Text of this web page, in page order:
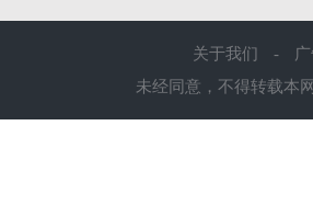
关于我们 -
未经同意，不得转载本